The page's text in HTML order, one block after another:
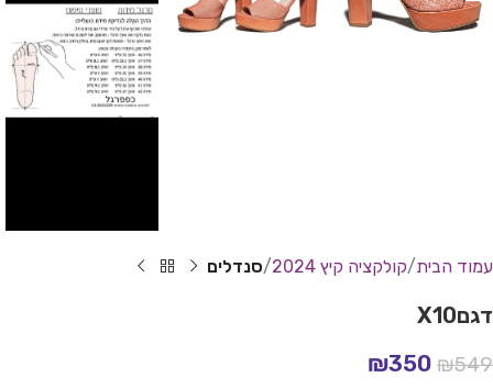
עמוד הבית קולקציה קיץ 2024 סנדלים
דגםX10
₪549
₪350